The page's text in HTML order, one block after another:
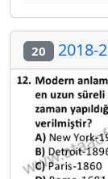
20 2018-